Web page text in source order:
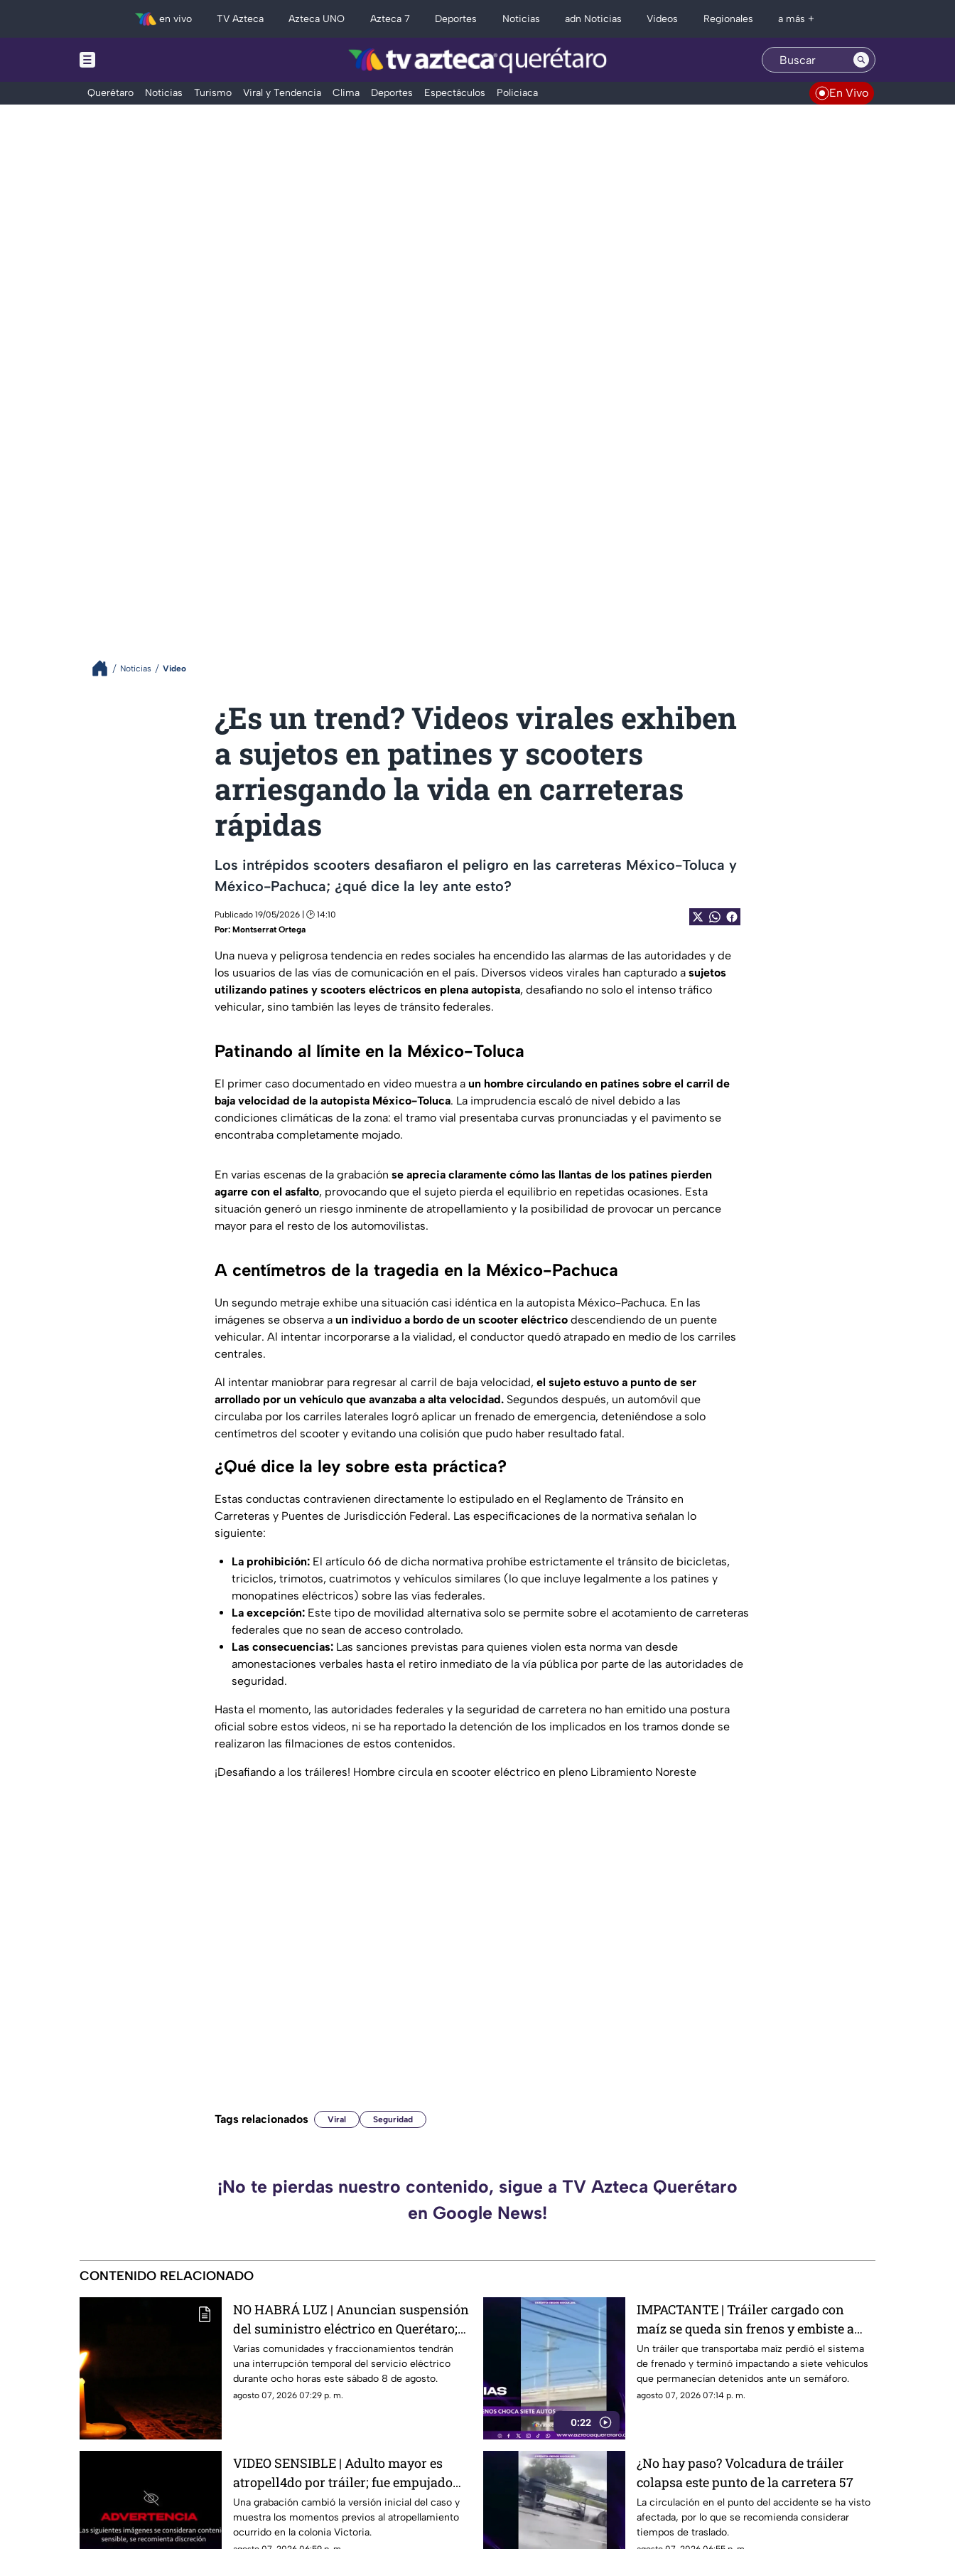
en vivo TV Azteca Azteca UNO Azteca 7 Deportes Noticias adn Noticias Videos Regionales a más +
Querétaro Noticias Turismo Viral y Tendencia Clima Deportes Espectáculos Policiaca En Vivo
Noticias Video
¿Es un trend? Videos virales exhiben
a sujetos en patines y scooters
arriesgando la vida en carreteras
rápidas
Los intrépidos scooters desafiaron el peligro en las carreteras México-Toluca y
México-Pachuca; ¿qué dice la ley ante esto?
Publicado 19/05/2026 | 🕑 14:10
Por: Montserrat Ortega
Una nueva y peligrosa tendencia en redes sociales ha encendido las alarmas de las autoridades y de
los usuarios de las vías de comunicación en el país. Diversos videos virales han capturado a sujetos
utilizando patines y scooters eléctricos en plena autopista, desafiando no solo el intenso tráfico
vehicular, sino también las leyes de tránsito federales.
Patinando al límite en la México-Toluca
El primer caso documentado en video muestra a un hombre circulando en patines sobre el carril de
baja velocidad de la autopista México-Toluca. La imprudencia escaló de nivel debido a las
condiciones climáticas de la zona: el tramo vial presentaba curvas pronunciadas y el pavimento se
encontraba completamente mojado.
En varias escenas de la grabación se aprecia claramente cómo las llantas de los patines pierden
agarre con el asfalto, provocando que el sujeto pierda el equilibrio en repetidas ocasiones. Esta
situación generó un riesgo inminente de atropellamiento y la posibilidad de provocar un percance
mayor para el resto de los automovilistas.
A centímetros de la tragedia en la México-Pachuca
Un segundo metraje exhibe una situación casi idéntica en la autopista México-Pachuca. En las
imágenes se observa a un individuo a bordo de un scooter eléctrico descendiendo de un puente
vehicular. Al intentar incorporarse a la vialidad, el conductor quedó atrapado en medio de los carriles
centrales.
Al intentar maniobrar para regresar al carril de baja velocidad, el sujeto estuvo a punto de ser
arrollado por un vehículo que avanzaba a alta velocidad. Segundos después, un automóvil que
circulaba por los carriles laterales logró aplicar un frenado de emergencia, deteniéndose a solo
centímetros del scooter y evitando una colisión que pudo haber resultado fatal.
¿Qué dice la ley sobre esta práctica?
Estas conductas contravienen directamente lo estipulado en el Reglamento de Tránsito en
Carreteras y Puentes de Jurisdicción Federal. Las especificaciones de la normativa señalan lo
siguiente:
La prohibición: El artículo 66 de dicha normativa prohíbe estrictamente el tránsito de bicicletas,
triciclos, trimotos, cuatrimotos y vehículos similares (lo que incluye legalmente a los patines y
monopatines eléctricos) sobre las vías federales.
La excepción: Este tipo de movilidad alternativa solo se permite sobre el acotamiento de carreteras
federales que no sean de acceso controlado.
Las consecuencias: Las sanciones previstas para quienes violen esta norma van desde
amonestaciones verbales hasta el retiro inmediato de la vía pública por parte de las autoridades de
seguridad.
Hasta el momento, las autoridades federales y la seguridad de carretera no han emitido una postura
oficial sobre estos videos, ni se ha reportado la detención de los implicados en los tramos donde se
realizaron las filmaciones de estos contenidos.
¡Desafiando a los tráileres! Hombre circula en scooter eléctrico en pleno Libramiento Noreste
Tags relacionados Viral Seguridad
¡No te pierdas nuestro contenido, sigue a TV Azteca Querétaro
en Google News!
CONTENIDO RELACIONADO
NO HABRÁ LUZ | Anuncian suspensión
del suministro eléctrico en Querétaro;
estás serán las zonas afectadas
Varias comunidades y fraccionamientos tendrán
una interrupción temporal del servicio eléctrico
durante ocho horas este sábado 8 de agosto.
agosto 07, 2026 07:29 p. m.
0:22
IMPACTANTE | Tráiler cargado con
maíz se queda sin frenos y embiste a
siete vehículos
Un tráiler que transportaba maíz perdió el sistema
de frenado y terminó impactando a siete vehículos
que permanecían detenidos ante un semáforo.
agosto 07, 2026 07:14 p. m.
VIDEO SENSIBLE | Adulto mayor es
atropell4do por tráiler; fue empujado
antes de m0rir
Una grabación cambió la versión inicial del caso y
muestra los momentos previos al atropellamiento
ocurrido en la colonia Victoria.
¿No hay paso? Volcadura de tráiler
colapsa este punto de la carretera 57
La circulación en el punto del accidente se ha visto
afectada, por lo que se recomienda considerar
tiempos de traslado.